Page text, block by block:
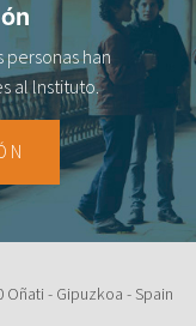
personas han
al lnstituto.
Oñati - Gipuzkoa - Spain